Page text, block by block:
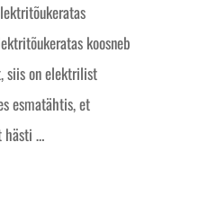
koosneb
siis on elektrilist
esmatähtis, et
hästi …